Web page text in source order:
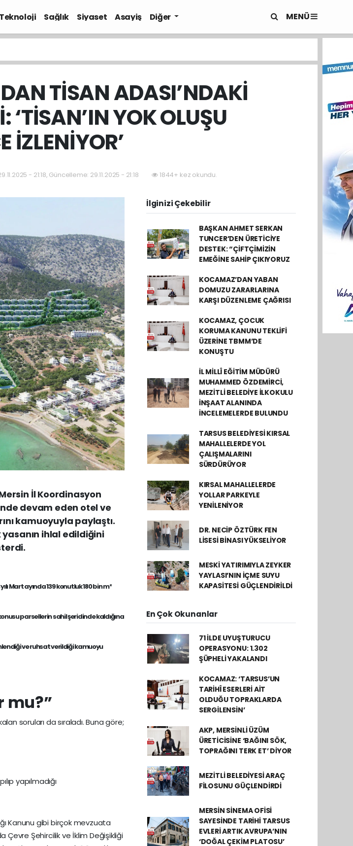
Teknoloji Sağlık Siyaset Asayiş Diğer MENÜ
TİSAN ADASI’NDAKİ
‘TİSAN’IN YOK OLUŞU
İZLENİYOR’
- 21:18, Güncelleme: 29.11.2025 - 21:18 1844+ kez okundu.
İl Koordinasyon
devam eden otel ve
kamuoyuyla paylaştı.
ihlal edildiğini
Mart ayında139 konutluk 180 bin m²
parsellerin sahil şeridinde kaldığına
ve ruhsat verildiği kamuoyu
mu?”
soruları da sıraladı. Buna göre;
yapılmadığı
Kanunu gibi birçok mevzuata
Çevre Şehircilik ve İklim Değişikliği
İlginizi Çekebilir
BAŞKAN AHMET SERKAN
TUNCER’DEN ÜRETİCİYE
DESTEK: “ÇİFTÇİMİZİN
EMEĞİNE SAHİP ÇIKIYORUZ
KOCAMAZ’DAN YABAN
DOMUZU ZARARLARINA
KARŞI DÜZENLEME ÇAĞRISI
KOCAMAZ, ÇOCUK
KORUMA KANUNU TEKLİFİ
ÜZERİNE TBMM’DE
KONUŞTU
İL MİLLÎ EĞİTİM MÜDÜRÜ
MUHAMMED ÖZDEMİRCİ,
MEZİTLİ BELEDİYE İLKOKULU
İNŞAAT ALANINDA
İNCELEMELERDE BULUNDU
TARSUS BELEDİYESİ KIRSAL
MAHALLELERDE YOL
ÇALIŞMALARINI
SÜRDÜRÜYOR
KIRSAL MAHALLELERDE
YOLLAR PARKEYLE
YENİLENİYOR
DR. NECİP ÖZTÜRK FEN
LİSESİ BİNASI YÜKSELİYOR
MESKİ YATIRIMIYLA ZEYKER
YAYLASI’NIN İÇME SUYU
KAPASİTESİ GÜÇLENDİRİLDİ
En Çok Okunanlar
71 İLDE UYUŞTURUCU
OPERASYONU: 1.302
ŞÜPHELİ YAKALANDI
KOCAMAZ: ‘TARSUS’UN
TARİHÎ ESERLERİ AİT
OLDUĞU TOPRAKLARDA
SERGİLENSİN’
AKP, MERSİNLİ ÜZÜM
ÜRETİCİSİNE ‘BAĞINI SÖK,
TOPRAĞINI TERK ET’ DİYOR
MEZİTLİ BELEDİYESİ ARAÇ
FİLOSUNU GÜÇLENDİRDİ
MERSİN SİNEMA OFİSİ
SAYESİNDE TARİHİ TARSUS
EVLERİ ARTIK AVRUPA’NIN
‘DOĞAL ÇEKİM PLATOSU’